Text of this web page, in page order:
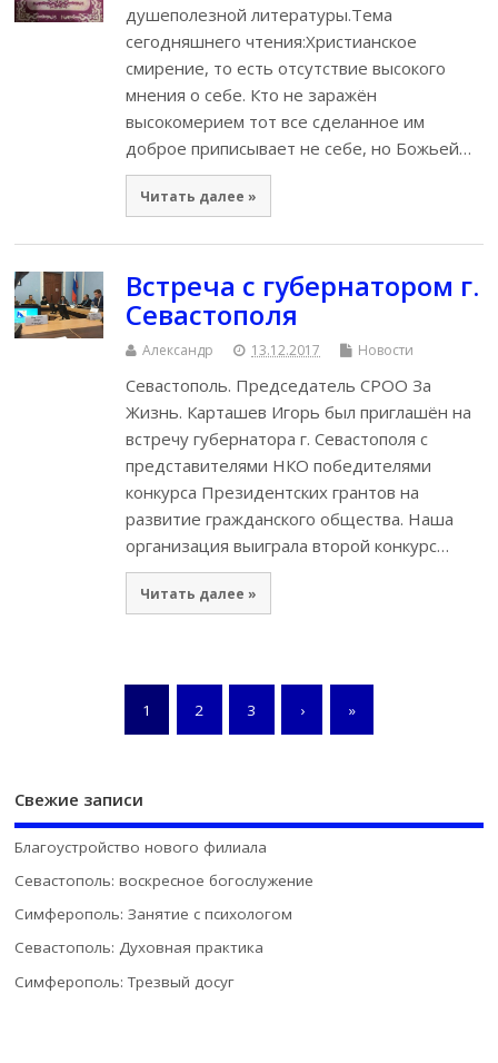
душеполезной литературы.Тема
сегодняшнего чтения:Христианское
смирение, то есть отсутствие высокого
мнения о себе. Кто не заражён
высокомерием тот все сделанное им
доброе приписывает не себе, но Божьей…
Читать далее »
Встреча с губернатором г.
Севастополя
Александр 13.12.2017 Новости
Севастополь. Председатель СРОО За
Жизнь. Карташев Игорь был приглашён на
встречу губернатора г. Севастополя с
представителями НКО победителями
конкурса Президентских грантов на
развитие гражданского общества. Наша
организация выиграла второй конкурс…
Читать далее »
1 2 3 › »
Свежие записи
Благоустройство нового филиала
Севастополь: воскресное богослужение
Симферополь: Занятие с психологом
Севастополь: Духовная практика
Симферополь: Трезвый досуг